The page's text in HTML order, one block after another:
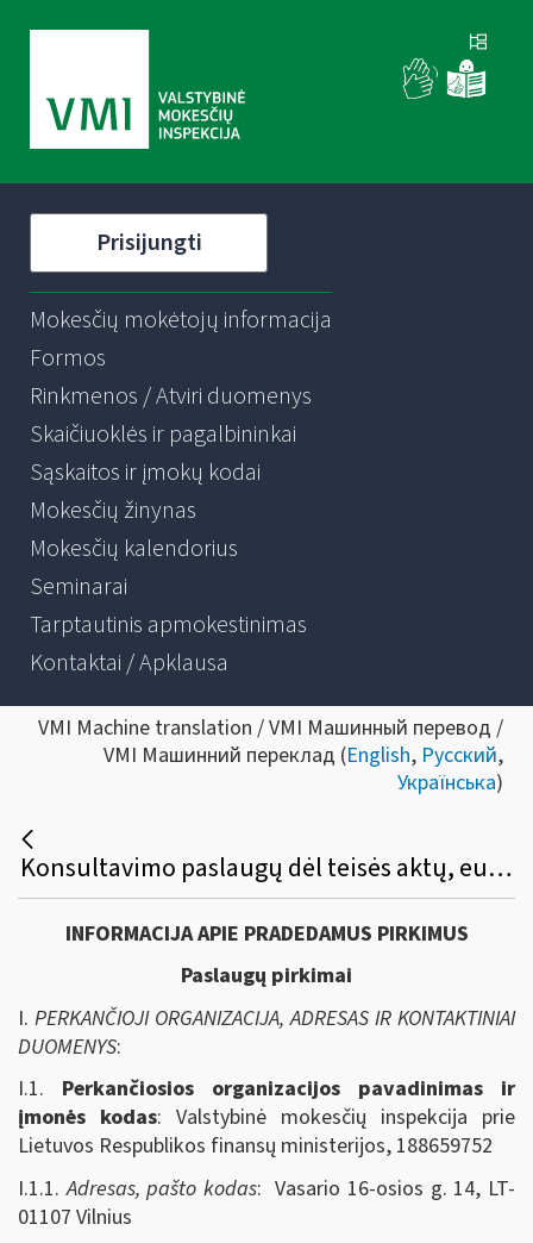
Prisijungti
Mokesčių mokėtojų informacija
Formos
Rinkmenos / Atviri duomenys
Skaičiuoklės ir pagalbininkai
Sąskaitos ir įmokų kodai
Mokesčių žinynas
Mokesčių kalendorius
Seminarai
Tarptautinis apmokestinimas
Kontaktai / Apklausa
VMI Machine translation / VMI Машинный перевод /
VMI Машинний переклад (English, Русский,
Українська)
Konsultavimo paslaugų dėl teisės aktų, europinio e.Invoicing standarto analizės ir e.kvito standarto parengimo viešasis pirkimas
INFORMACIJA APIE PRADEDAMUS PIRKIMUS
Paslaugų pirkimai
I. PERKANČIOJI ORGANIZACIJA, ADRESAS IR KONTAKTINIAI
DUOMENYS:
I.1. Perkančiosios organizacijos pavadinimas ir
įmonės kodas: Valstybinė mokesčių inspekcija prie
Lietuvos Respublikos finansų ministerijos, 188659752
I.1.1.Adresas, pašto kodas: Vasario 16-osios g. 14, LT-
01107 Vilnius